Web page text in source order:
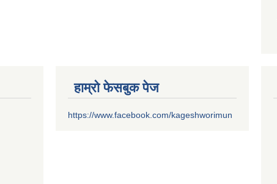
हाम्रो फेसबुक पेज
https://www.facebook.com/kageshworimun